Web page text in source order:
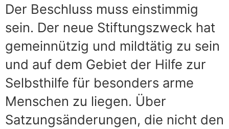
Der Beschluss muss einstimmig
sein. Der neue Stiftungszweck hat
gemeinnützig und mildtätig zu sein
und auf dem Gebiet der Hilfe zur
Selbsthilfe für besonders arme
Menschen zu liegen. Über
Satzungsänderungen, die nicht den